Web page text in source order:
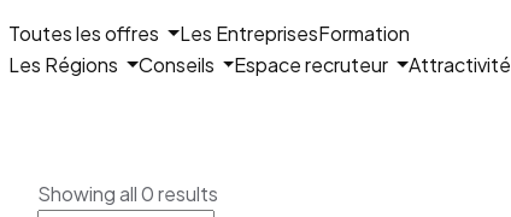
Toutes les offres Les EntreprisesFormation
Les Régions
Conseils Espace recruteur Attractivité
Showing all 0 results